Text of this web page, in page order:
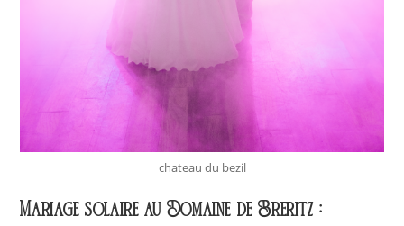
chateau du bezil
Mariage solaire au Domaine de Breritz :